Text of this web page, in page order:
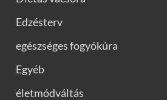
Edzésterv
egészséges fogyókúra
Egyéb
életmódváltás